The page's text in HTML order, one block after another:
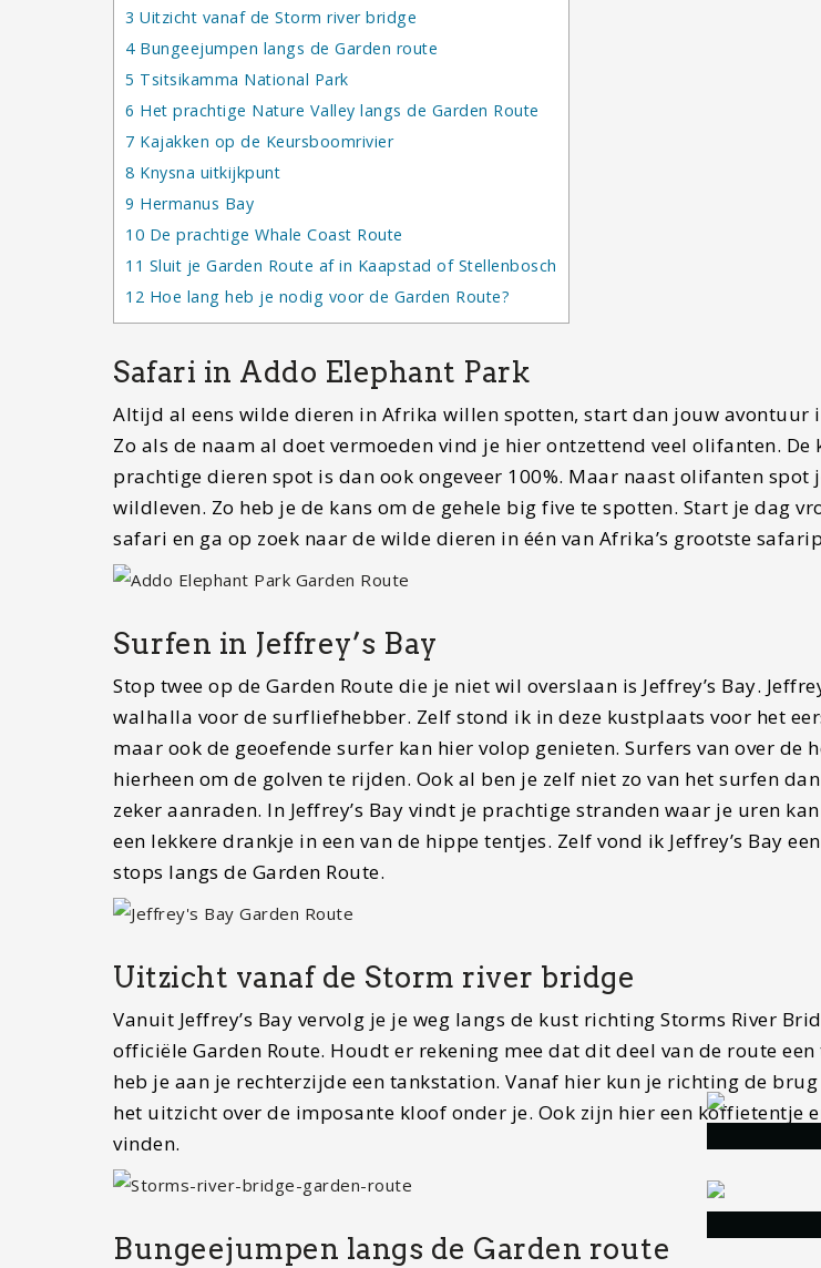
3 Uitzicht vanaf de Storm river bridge
4Bungeejumpen langs de Garden route
5 Tsitsikamma National Park
6 Het prachtige Nature Valley langs de Garden Route
7 Kajakken op de Keursboomrivier
8 Knysna uitkijkpunt
9 Hermanus Bay
10 De prachtige Whale Coast Route
11 Sluit je Garden Route af in Kaapstad of Stellenbosch
12 Hoe lang heb je nodig voor de Garden Route?
Safari in Addo Elephant Park
Altijd al eens wilde dieren in Afrika willen spotten, start dan jouw avontuur
Zo als de naam al doet vermoeden vind je hier ontzettend veel olifanten. De
prachtige dieren spot is dan ook ongeveer 100%. Maar naast olifanten spot
wildleven. Zo heb je de kans om de gehele big five te spotten. Start je dag
safari en ga op zoek naar de wilde dieren in één van Afrika’s grootste
Surfen in Jeffrey’s Bay
Stop twee op de Garden Route die je niet wil overslaan is Jeffrey’s Bay.
walhalla voor de surfliefhebber. Zelf stond ik in deze kustplaats voor het
maar ook de geoefende surfer kan hier volop genieten. Surfers van over de
hierheen om de golven te rijden. Ook al ben je zelf niet zo van het surfen
zeker aanraden. In Jeffrey’s Bay vindt je prachtige stranden waar je uren
een lekkere drankje in een van de hippe tentjes. Zelf vond ik Jeffrey’s Bay
stops langs de Garden Route.
Uitzicht vanaf de Storm river bridge
Vanuit Jeffrey’s Bay vervolg je je weg langs de kust richting Storms River
officiële Garden Route. Houdt er rekening mee dat dit deel van de route
heb je aan je rechterzijde een tankstation. Vanaf hier kun je richting de
het uitzicht over de imposante kloof onder je. Ook zijn hier een koffietentje
vinden.
Bungeejumpen langs de Garden route